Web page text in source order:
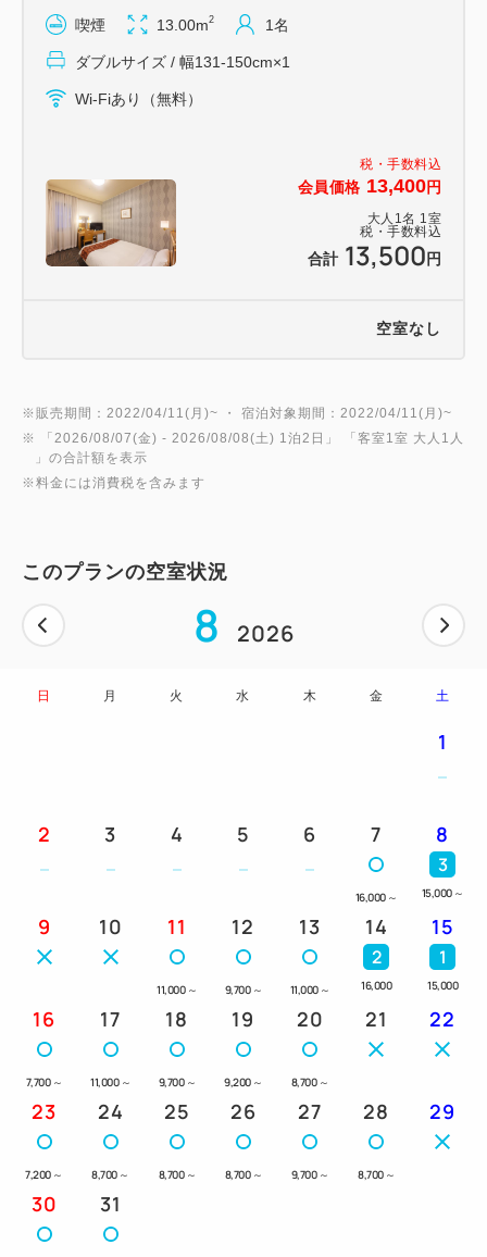
税・手数料込
会員価格 13,400円
大人 1 名 1 室
税・手数料込
合計 13,500 円
喫煙 13.00m2 1名
ダブルサイズ / 幅131-150cm×1
Wi-Fiあり（無料）
空室なし
※販売期間：2022/04/11(月)~ ・ 宿泊対象期間：2022/04/11(月)~
※ 「 2026/08/07(金) - 2026/08/08(土) 1泊2日 」 「客室1室 大人1人
」の合計額を表示
※料金には消費税を含みます
このプランの空室状況
8 2026
日 月 火 水 木 金 土
1
2 3 4 5 6 7
16,000 ～
8
3
15,000 ～
9 10 11
11,000 ～
12
9,700 ～
13
11,000 ～
14
2
16,000
15
1
15,000
16
7,700 ～
17
11,000 ～
18
9,700 ～
19
9,200 ～
20
8,700 ～
21 22
23
7,200 ～
24
8,700 ～
25
8,700 ～
26
8,700 ～
27
9,700 ～
28
8,700 ～
29
30 31